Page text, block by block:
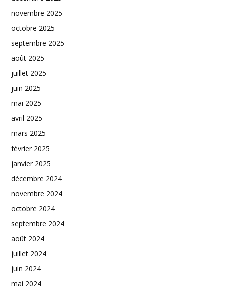
novembre 2025
octobre 2025
septembre 2025
août 2025
juillet 2025
juin 2025
mai 2025
avril 2025
mars 2025
février 2025
janvier 2025
décembre 2024
novembre 2024
octobre 2024
septembre 2024
août 2024
juillet 2024
juin 2024
mai 2024